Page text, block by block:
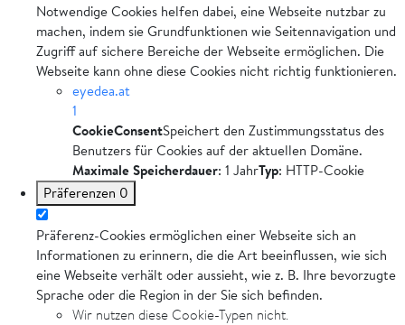
Notwendige Cookies helfen dabei, eine Webseite nutzbar zu
machen, indem sie Grundfunktionen wie Seitennavigation und
Zugriff auf sichere Bereiche der Webseite ermöglichen. Die
Webseite kann ohne diese Cookies nicht richtig funktionieren.
eyedea.at
1
CookieConsentSpeichert den Zustimmungsstatus des
Benutzers für Cookies auf der aktuellen Domäne.
Maximale Speicherdauer: 1 JahrTyp: HTTP-Cookie
Präferenzen 0
Präferenz-Cookies ermöglichen einer Webseite sich an
Informationen zu erinnern, die die Art beeinflussen, wie sich
eine Webseite verhält oder aussieht, wie z. B. Ihre bevorzugte
Sprache oder die Region in der Sie sich befinden.
Wir nutzen diese Cookie-Typen nicht.